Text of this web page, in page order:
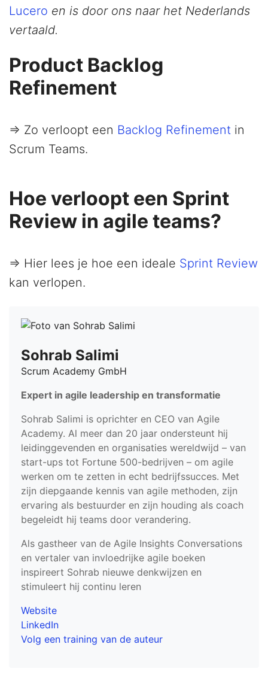
Lucero en is door ons naar het Nederlands
vertaald.
Product Backlog
Refinement
=> Zo verloopt een Backlog Refinement in
Scrum Teams.
Hoe verloopt een Sprint
Review in agile teams?
=> Hier lees je hoe een ideale Sprint Review
kan verlopen.
Sohrab Salimi
Scrum Academy GmbH
Expert in agile leadership en transformatie
Sohrab Salimi is oprichter en CEO van Agile
Academy. Al meer dan 20 jaar ondersteunt hij
leidinggevenden en organisaties wereldwijd – van
start-ups tot Fortune 500-bedrijven – om agile
werken om te zetten in echt bedrijfssucces. Met
zijn diepgaande kennis van agile methoden, zijn
ervaring als bestuurder en zijn houding als coach
begeleidt hij teams door verandering.
Als gastheer van de Agile Insights Conversations
en vertaler van invloedrijke agile boeken
inspireert Sohrab nieuwe denkwijzen en
stimuleert hij continu leren
Website
LinkedIn
Volg een training van de auteur